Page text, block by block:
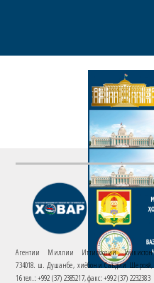
Агентии Миллии Иттилоотии Тоҷикистон
734018. ш. Душанбе, хиёбони Саъдии Шерозӣ,
16 тел.: +992 (37) 2385217, факс: +992 (37) 2232383